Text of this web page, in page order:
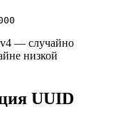
— случайно
низкой
UUID